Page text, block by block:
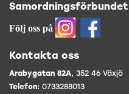
Samordningsförbundet
Följ oss på
Kontakta oss
Arabygatan 82A, 352 46 Växjö
Telefon: 0733288013